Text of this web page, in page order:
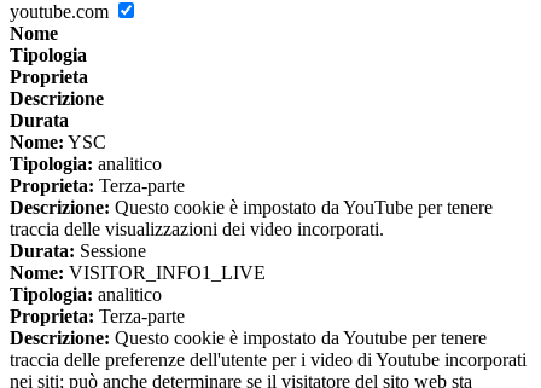
youtube.com
Nome
Tipologia
Proprieta
Descrizione
Durata
Nome: YSC
Tipologia: analitico
Proprieta: Terza-parte
Descrizione: Questo cookie è impostato da YouTube per tenere
traccia delle visualizzazioni dei video incorporati.
Durata: Sessione
Nome: VISITOR_INFO1_LIVE
Tipologia: analitico
Proprieta: Terza-parte
Descrizione: Questo cookie è impostato da Youtube per tenere
traccia delle preferenze dell'utente per i video di Youtube incorporati
nei siti; può anche determinare se il visitatore del sito web sta